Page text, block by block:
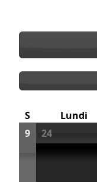
S
Lundi
9
24